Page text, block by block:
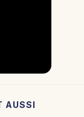
AUSSI